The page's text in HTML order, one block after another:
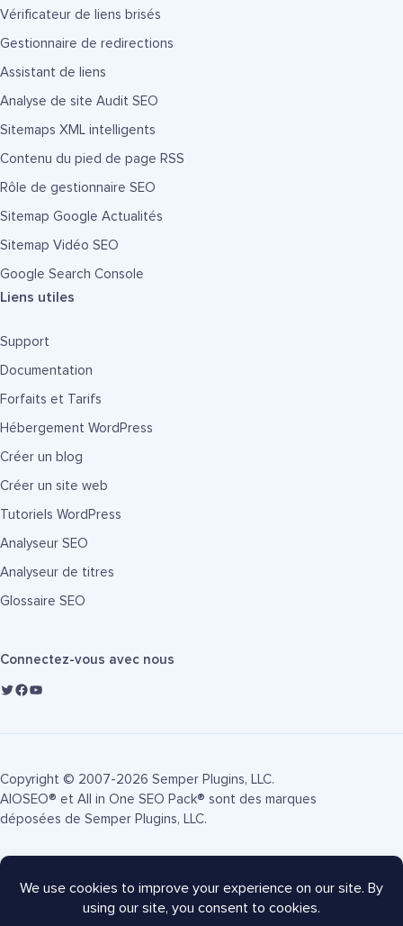
Vérificateur de liens brisés
Gestionnaire de redirections
Assistant de liens
Analyse de site Audit SEO
Sitemaps XML intelligents
Contenu du pied de page RSS
Rôle de gestionnaire SEO
Sitemap Google Actualités
Sitemap Vidéo SEO
Google Search Console
Liens utiles
Support
Documentation
Forfaits et Tarifs
Hébergement WordPress
Créer un blog
Créer un site web
Tutoriels WordPress
Analyseur SEO
Analyseur de titres
Glossaire SEO
Connectez-vous avec nous
Copyright © 2007-2026 Semper Plugins, LLC.
AIOSEO® et All in One SEO Pack® sont des marques
déposées de Semper Plugins, LLC.
Conditions d'utilisation
Divulgation FTC
Plan du site Coupon AIOSEO